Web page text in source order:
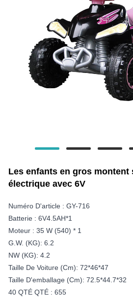
Les enfants en gros montent
électrique avec 6V
Numéro D'article : GY-716
Batterie : 6V4.5AH*1
Moteur : 35 W (540) * 1
G.W. (KG): 6.2
NW (KG): 4.2
Taille De Voiture (cm): 72*46*47
Taille D'emballage (cm): 72.5*44.7*32
40 QTÉ QTÉ : 655